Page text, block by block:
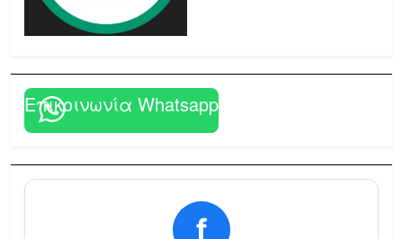
Επικοινωνία Whatsapp
f